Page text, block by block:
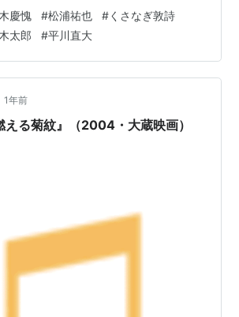
とも…。しかしそのどれもが不思議と
の感覚しか残っていないことに気づい
より引用） 監督：山崎邦紀 出演：鈴
くさなぎ敦詩/三浦漣徳/荒木太郎/平川直
冒頭ランニングしている鈴木、神社で剣
れ、いきなり…
慶愧 #松浦祐也 #くさなぎ敦詩
太郎 #平川直大
1年前
える菊紋』（2004・大蔵映画）